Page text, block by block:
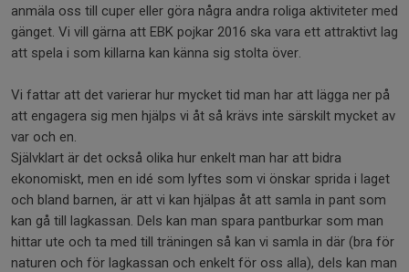
anmäla oss till cuper eller göra några andra roliga aktiviteter med
gänget. Vi vill gärna att EBK pojkar 2016 ska vara ett attraktivt lag
att spela i som killarna kan känna sig stolta över.
Vi fattar att det varierar hur mycket tid man har att lägga ner på
att engagera sig men hjälps vi åt så krävs inte särskilt mycket av
var och en.
Självklart är det också olika hur enkelt man har att bidra
ekonomiskt, men en idé som lyftes som vi önskar sprida i laget
och bland barnen, är att vi kan hjälpas åt att samla in pant som
kan gå till lagkassan. Dels kan man spara pantburkar som man
hittar ute och ta med till träningen så kan vi samla in där (bra för
naturen och för lagkassan och enkelt för oss alla), dels kan man